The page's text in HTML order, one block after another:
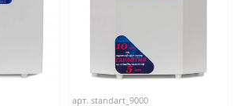
арт.standart_9000